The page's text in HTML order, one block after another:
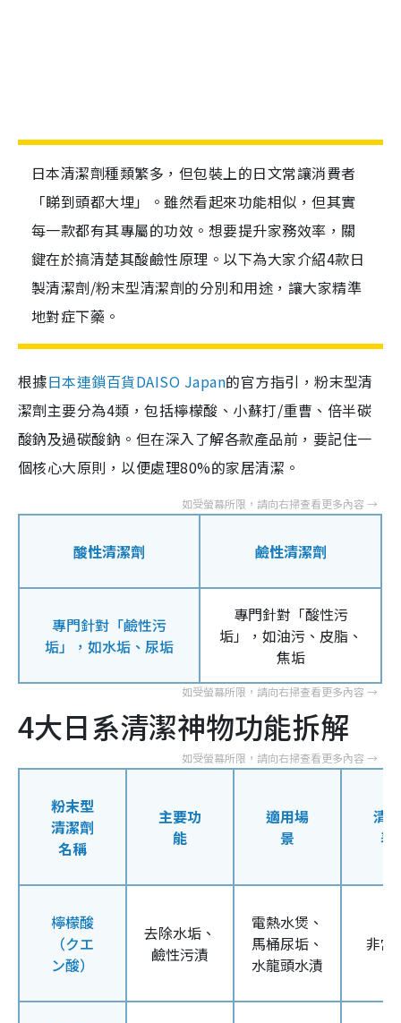
日本清潔劑種類繁多，但包裝上的日文常讓消費者
「睇到頭都大埋」。雖然看起來功能相似，但其實
每一款都有其專屬的功效。想要提升家務效率，關
鍵在於搞清楚其酸鹼性原理。以下為大家介紹4款日
製清潔劑/粉末型清潔劑的分別和用途，讓大家精準
地對症下藥。
根據日本連鎖百貨DAISO Japan的官方指引，粉末型清
潔劑主要分為4類，包括檸檬酸、小蘇打/重曹、倍半碳
酸鈉及過碳酸鈉。但在深入了解各款產品前，要記住一
個核心大原則，以便處理80%的家居清潔。
酸性清潔劑 鹼性清潔劑
專門針對「鹼性污
垢」，如水垢、尿垢
專門針對「酸性污
垢」，如油污、皮脂、
焦垢
4大日系清潔神物功能拆解
粉末型
清潔劑
名稱
主要功
能
適用場
景
清
表
檸檬酸
（クエ
ン酸）
去除水垢、
鹼性污漬
電熱水煲、
馬桶尿垢、
水龍頭水漬
非常